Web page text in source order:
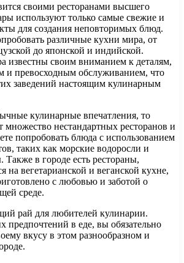
своими ресторанами высшего
используют только самые свежие и
для создания неповторимых блюд.
различные кухни мира, от
до японской и индийской.
известны своим вниманием к деталям,
и превосходным обслуживанием, что
заведений настоящим кулинарным
кулинарные впечатления, то
множество нестандартных ресторанов и
попробовать блюда с использованием
таких как морские водоросли и
Также в городе есть рестораны,
на вегетарианской и веганской кухне,
с любовью и заботой о
среде.
рай для любителей кулинарии.
предпочтений в еде, вы обязательно
вкусу в этом разнообразном и